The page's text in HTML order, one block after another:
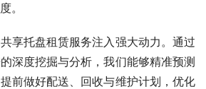
。
享托盘租赁服务注入强大动力。通过
深度挖掘与分析，我们能够精准预测
前做好配送、回收与维护计划，优化